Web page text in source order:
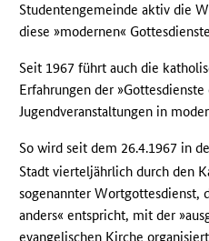
Studentengemeinde aktiv die
diese »modernen«
Seit 1967 führt auch die
Erfahrungen der
Jugendveranstaltungen in
So wird seit dem 26.4.1967 in
Stadt vierteljährlich durch den
sogenannter Wortgottesdienst,
anders« entspricht, mit der
evangelischen Kirche